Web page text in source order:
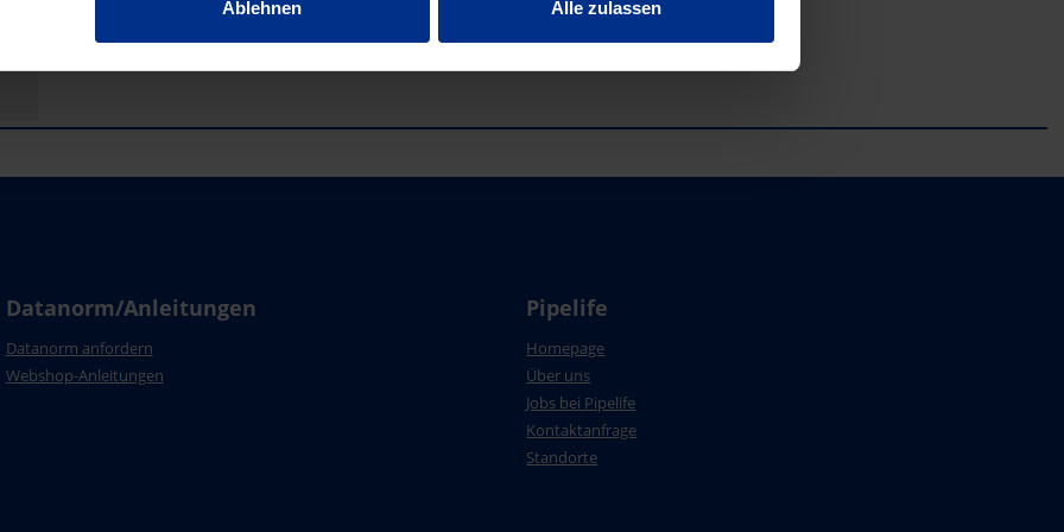
Ablehnen Alle zulassen
Datanorm/Anleitungen
Datanorm anfordern
Webshop-Anleitungen
Pipelife
Homepage
Über uns
Jobs bei Pipelife
Kontaktanfrage
Standorte